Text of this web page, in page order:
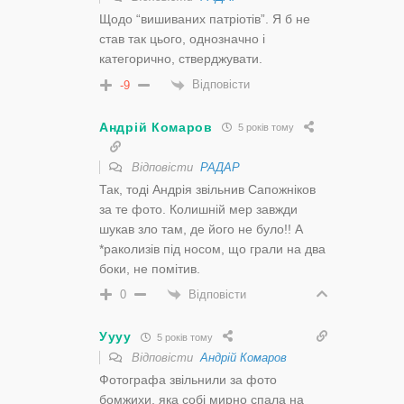
Щодо “вишиваних патріотів”. Я б не
став так цього, однозначно і
категорично, стверджувати.
-9 Відповісти
Андрій Комаров 5 років тому
Відповісти РАДАР
Так, тоді Андрія звільнив Сапожніков
за те фото. Колишній мер завжди
шукав зло там, де його не було!! А
*раколизів під носом, що грали на два
боки, не помітив.
0 Відповісти
Уууу 5 років тому
ВідповістиАндрій Комаров
Фотографа звільнили за фото
бомжихи, яка собі мирно спала на